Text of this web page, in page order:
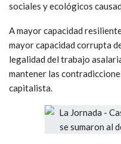
sociales y ecológicos
A mayor capacidad
mayor capacidad corrupta
legalidad del trabajo
mantener las
capitalista.